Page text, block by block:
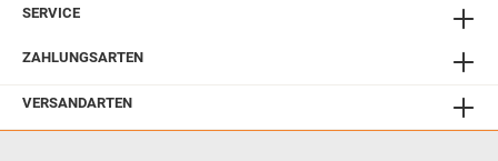
SERVICE
ZAHLUNGSARTEN
VERSANDARTEN